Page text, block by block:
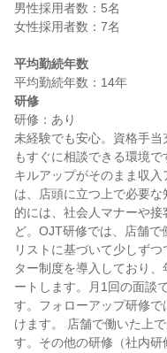
男性採用者数：5名
女性採用者数：7名
平均勤続年数
研修
研修：あり
未経験でも安心。資格手
もすぐに相談できる環境
キルアップがそのまま収
は、店頭に立つ上で必要
的には、社会人マナーや
ど。OJT研修では、店舗
リストに基づいて少しず
ター制度を導入しており
ートします。月1回の面談
す。フォローアップ研修
けます。 店舗で働いた上
す。その他の研修（社内